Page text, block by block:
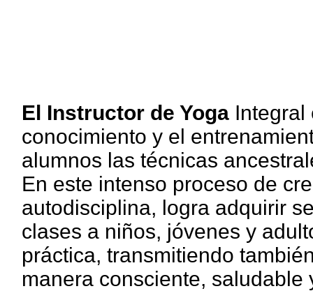
El Instructor de YogaIntegral
conocimiento y el
alumnos las técnicas
En este intenso proceso de
autodisciplina, logra adquirir
clases a niños, jóvenes y
práctica, transmitiendo
manera consciente,